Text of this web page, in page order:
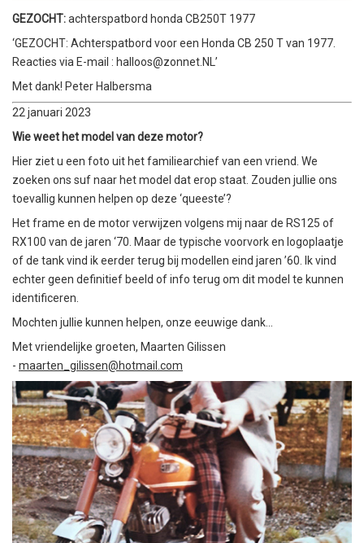
GEZOCHT:achterspatbord honda CB250T 1977
‘GEZOCHT: Achterspatbord voor een Honda CB 250 T van 1977.
Reacties via E-mail : halloos@zonnet.NL’
Met dank! Peter Halbersma
22 januari 2023
Wie weet het model van deze motor?
Hier ziet u een foto uit het familiearchief van een vriend. We
zoeken ons suf naar het model dat erop staat. Zouden jullie ons
toevallig kunnen helpen op deze ‘queeste’?
Het frame en de motor verwijzen volgens mij naar de RS125 of
RX100 van de jaren ‘70. Maar de typische voorvork en logoplaatje
of de tank vind ik eerder terug bij modellen eind jaren ’60. Ik vind
echter geen definitief beeld of info terug om dit model te kunnen
identificeren.
Mochten jullie kunnen helpen, onze eeuwige dank...
Met vriendelijke groeten, Maarten Gilissen
- maarten_gilissen@hotmail.com